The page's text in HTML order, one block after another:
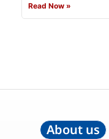
Read Now »
About us